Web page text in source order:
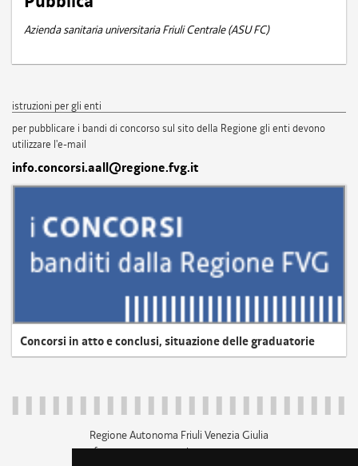
Azienda sanitaria universitaria Friuli Centrale (ASU FC)
istruzioni per gli enti
per pubblicare i bandi di concorso sul sito della Regione gli enti devono
utilizzare l'e-mail
info.concorsi.aall@regione.fvg.it
Concorsi in atto e conclusi, situazione delle graduatorie
Regione Autonoma Friuli Venezia Giulia
c.f. 80014930327; p.iva 00526040324